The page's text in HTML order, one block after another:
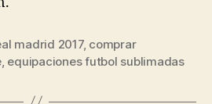
madrid 2017, comprar
, equipaciones futbol sublimadas